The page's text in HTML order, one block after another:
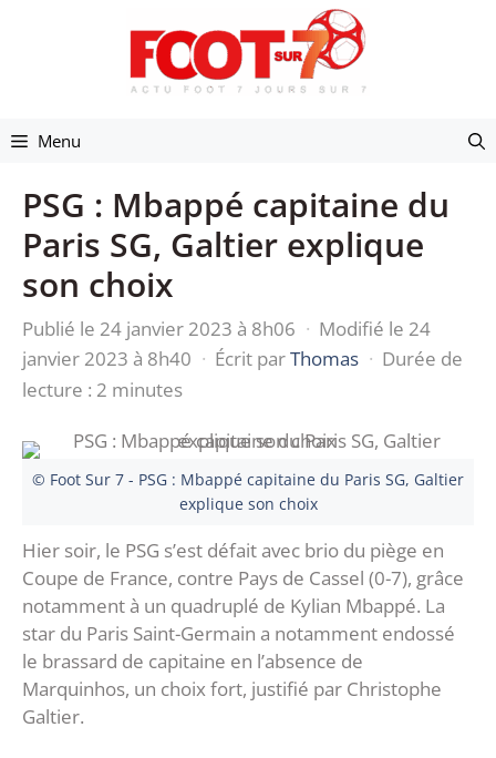
Menu
PSG : Mbappé capitaine du
Paris SG, Galtier explique
son choix
Publié le 24 janvier 2023 à 8h06 · Modifié le 24
janvier 2023 à 8h40 · Écrit parThomas · Durée de
lecture : 2 minutes
© Foot Sur 7 - PSG : Mbappé capitaine du Paris SG, Galtier
explique son choix
Hier soir, le PSG s’est défait avec brio du piège en
Coupe de France, contre Pays de Cassel (0-7), grâce
notamment à un quadruplé de Kylian Mbappé. La
star du Paris Saint-Germain a notamment endossé
le brassard de capitaine en l’absence de
Marquinhos, un choix fort, justifié par Christophe
Galtier.